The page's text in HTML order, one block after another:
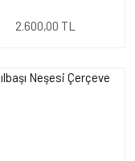
2.600,00 TL